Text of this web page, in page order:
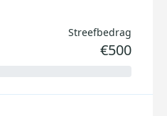
Streefbedrag
€500